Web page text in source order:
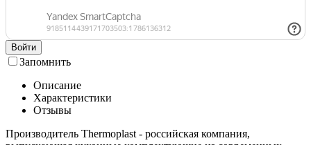
Войти
Запомнить
Описание
Характеристики
Отзывы
Производитель Thermoplast - российская компания,